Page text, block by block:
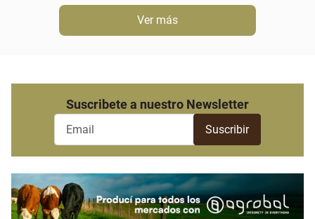
Ver más
Suscribete a nuestro Newsletter